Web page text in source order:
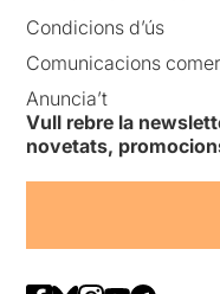
Condicions d’ús
Comunicacions
Anuncia’t
Vull rebre la
novetats,